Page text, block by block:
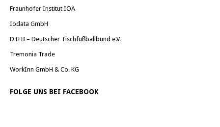
Fraunhofer Institut IOA
Iodata GmbH
DTFB – Deutscher Tischfußballbund e.V.
Tremonia Trade
WorkInn GmbH & Co. KG
FOLGE UNS BEI FACEBOOK